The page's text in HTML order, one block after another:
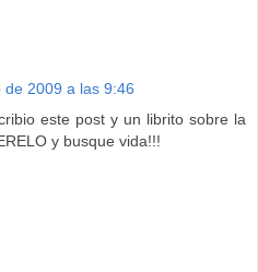
de 2009 a las 9:46
este post y un librito sobre la
y busque vida!!!